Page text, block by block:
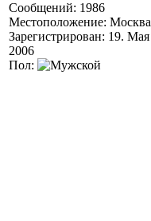
Сообщений: 1986
Местоположение: Москва
Зарегистрирован: 19. Мая
2006
Пол: